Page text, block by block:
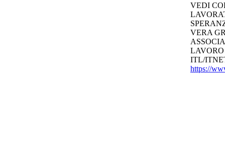
VEDI
VERA
LAVORO
ITL/
https://